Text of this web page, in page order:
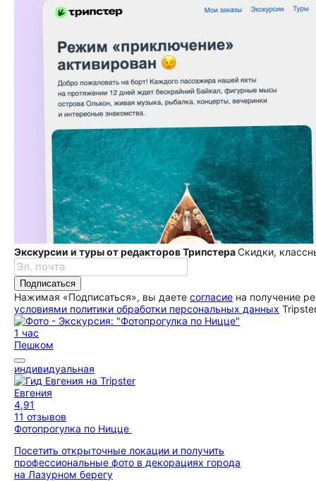
Экскурсии и туры от редакторов ТрипстераСкидки,
Подписаться
Нажимая «Подписаться», вы даете согласие на получение
условиями политики обработки персональных данных
1 час
Пешком
индивидуальная
Евгения
4,91
11 отзывов
Фотопрогулка по Ницце
Посетить открыточные локации и получить
профессиональные фото в декорациях города
на Лазурном берегу